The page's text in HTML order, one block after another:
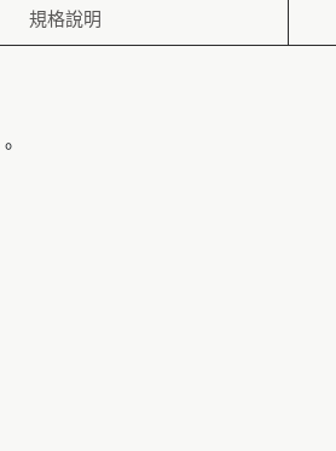
規格說明
。